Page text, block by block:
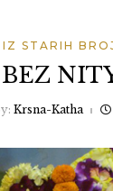
IZ STARIH
Krsna-Katha